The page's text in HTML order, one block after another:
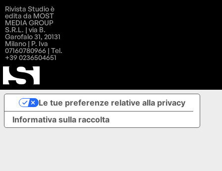
Rivista Studio è
edita da MOST
MEDIA GROUP
S.R.L. | via B.
Garofalo 31, 20131
Milano | P. Iva
07160780966 | Tel.
+39 0236504651
Informativa sulla raccolta
Le tue preferenze relative alla privacy